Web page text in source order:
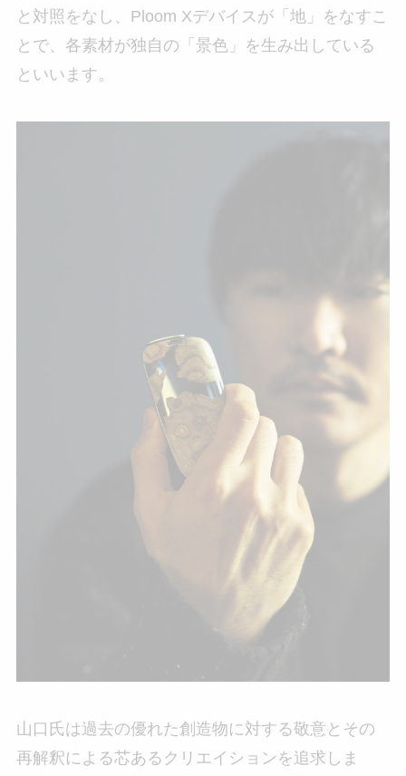
と対照をなし、Ploom Xデバイスが「地」をなすこ
とで、各素材が独自の「景色」を生み出している
といいます。
山口氏は過去の優れた創造物に対する敬意とその
再解釈による芯あるクリエイションを追求しま